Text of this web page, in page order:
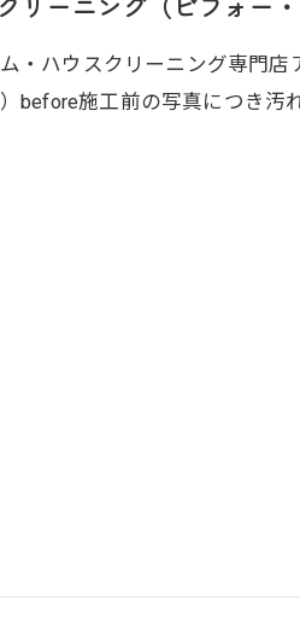
・ハウスクリーニング専門
before施工前の写真につき汚